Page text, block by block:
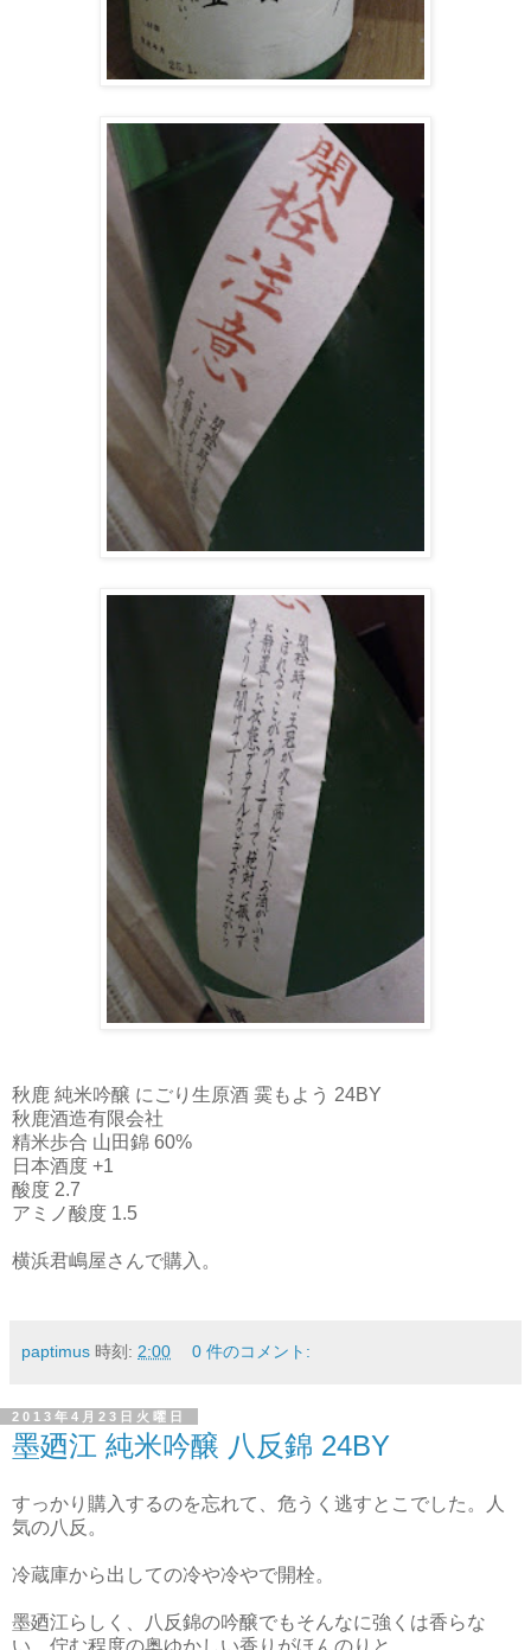
秋鹿 純米吟醸 にごり生原酒 霙もよう 24BY
秋鹿酒造有限会社
精米歩合 山田錦 60%
日本酒度 +1
酸度 2.7
アミノ酸度 1.5
横浜君嶋屋さんで購入。
paptimus 時刻: 2:00 0 件のコメント:
2013年4月23日火曜日
墨廼江 純米吟醸 八反錦 24BY
すっかり購入するのを忘れて、危うく逃すとこでした。人
気の八反。
冷蔵庫から出しての冷や冷やで開栓。
墨廼江らしく、八反錦の吟醸でもそんなに強くは香らな